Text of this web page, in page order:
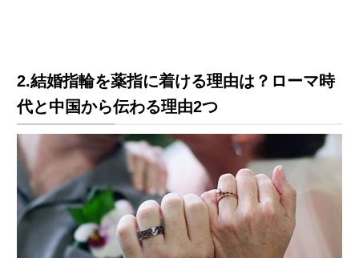
2.結婚指輪を薬指に着ける理由は？ローマ時
代と中国から伝わる理由2つ